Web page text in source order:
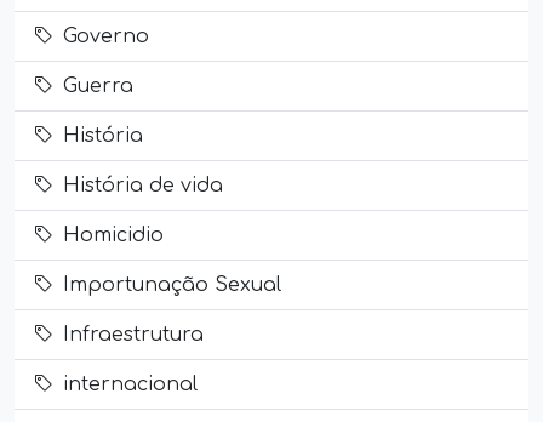
Governo
Guerra
História
História de vida
Homicidio
Importunação Sexual
Infraestrutura
internacional